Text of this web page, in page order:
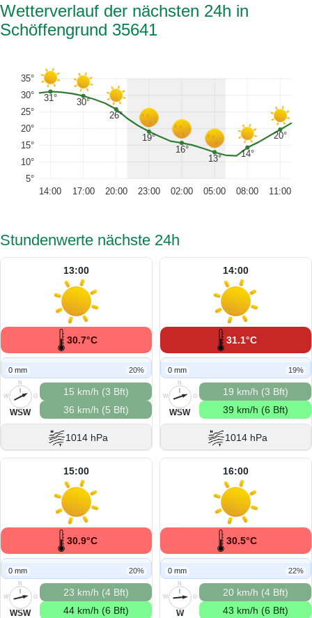
Wetterverlauf der nächsten 24h in
Schöffengrund 35641
5°
10°
15°
20°
25°
30°
35°
31° 30°
26°
19°
16°
13°
14°
20°
14:00 17:00 20:00 23:00 02:00 05:00 08:00 11:00
Stundenwerte nächste 24h
13:00
30.7°C
0 mm 20%
N
O
S
W
WSW
15 km/h (3 Bft)
36 km/h (5 Bft)
1014 hPa
14:00
31.1°C
0 mm 19%
N
O
S
W
WSW
19 km/h (3 Bft)
39 km/h (6 Bft)
1014 hPa
15:00
30.9°C
0 mm 20%
N
O
S
W
WSW
23 km/h (4 Bft)
44 km/h (6 Bft)
16:00
30.5°C
0 mm 22%
N
O
S
W
W
20 km/h (4 Bft)
43 km/h (6 Bft)